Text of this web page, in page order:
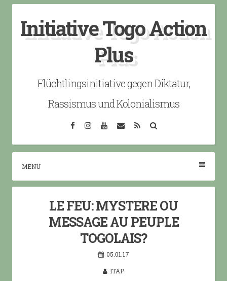
content
Initiative Togo Action
Plus
Flüchtlingsinitiative gegen Diktatur,
Rassismus und Kolonialismus
FacebookInstagramYouTube
EmailRSS
MENÜ
LE FEU: MYSTERE OU
MESSAGE AU PEUPLE
TOGOLAIS?
05.01.17
ITAP